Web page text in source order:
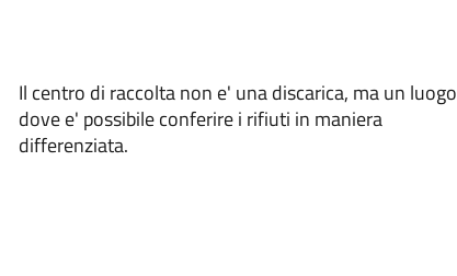
Il centro di raccolta non e' una discarica, ma un luogo
dove e' possibile conferire i rifiuti in maniera
differenziata.